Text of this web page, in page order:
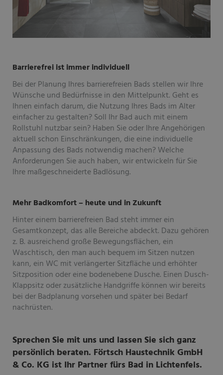
Barrierefrei ist immer individuell
Bei der Planung Ihres barrierefreien Bads stellen wir Ihre
Wünsche und Bedürfnisse in den Mittelpunkt. Geht es
Ihnen einfach darum, die Nutzung Ihres Bads im Alter
einfacher zu gestalten? Soll Ihr Bad auch mit einem
Rollstuhl nutzbar sein? Haben Sie oder Ihre Angehörigen
aktuell schon Einschränkungen, die eine individuelle
Anpassung des Bads notwendig machen? Welche
Anforderungen Sie auch haben, wir entwickeln für Sie
Ihre maßgeschneiderte Badlösung.
Mehr Badkomfort – heute und in Zukunft
Hinter einem barrierefreien Bad steht immer ein
Gesamtkonzept, das alle Bereiche abdeckt. Dazu gehören
z. B. ausreichend große Bewegungsflächen, ein
Waschtisch, den man auch bequem im Sitzen nutzen
kann, ein WC mit verlängerter Sitzfläche und erhöhter
Sitzposition oder eine bodenebene Dusche. Einen Dusch-
Klappsitz oder zusätzliche Handgriffe können wir bereits
bei der Badplanung vorsehen und später bei Bedarf
nachrüsten.
Sprechen Sie mit uns und lassen Sie sich ganz
persönlich beraten. Förtsch Haustechnik GmbH
& Co. KG ist Ihr Partner fürs Bad in Lichtenfels.